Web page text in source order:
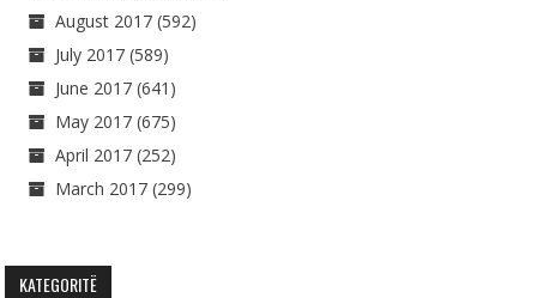
August 2017 (592)
July 2017 (589)
June 2017 (641)
May 2017 (675)
April 2017 (252)
March 2017 (299)
KATEGORITË